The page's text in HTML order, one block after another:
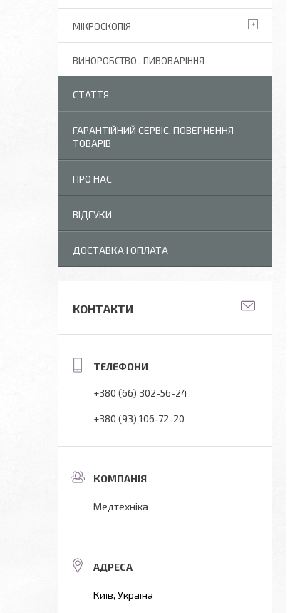
МІКРОСКОПІЯ
ВИНОРОБСТВО , ПИВОВАРІННЯ
СТАТТЯ
ГАРАНТІЙНИЙ СЕРВІС, ПОВЕРНЕННЯ
ТОВАРІВ
ПРО НАС
ВІДГУКИ
ДОСТАВКА І ОПЛАТА
КОНТАКТИ
+380 (66) 302-56-24
+380 (93) 106-72-20
Медтехніка
Київ, Україна